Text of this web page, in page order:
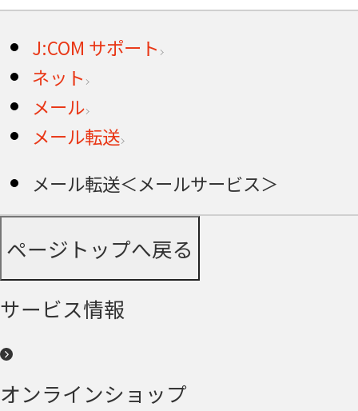
J:COM サポート
ネット
メール
メール転送
メール転送＜メールサービス＞
ページトップへ戻る
サービス情報
オンラインショップ